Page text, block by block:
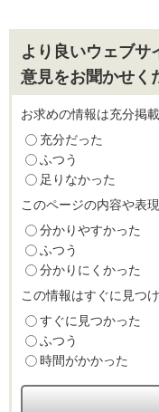
より良いウェブサ
意見をお聞かせく
お求めの情報は充分掲
充分だった
ふつう
足りなかった
このページの内容や表
分かりやすかった
ふつう
分かりにくかった
この情報はすぐに見つ
すぐに見つかった
ふつう
時間がかかった